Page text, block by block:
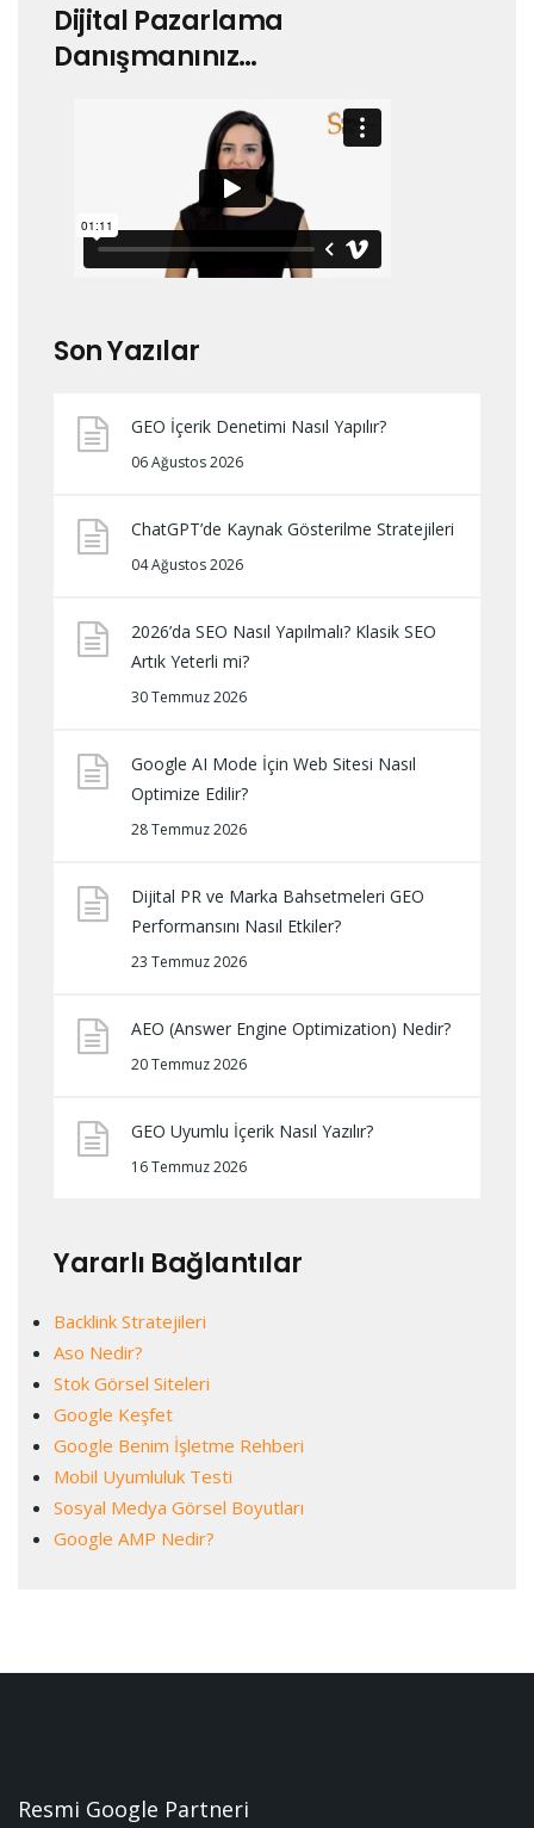
Dijital Pazarlama
Danışmanınız…
Son Yazılar
GEO İçerik Denetimi Nasıl Yapılır?
06 Ağustos 2026
ChatGPT’de Kaynak Gösterilme Stratejileri
04 Ağustos 2026
2026’da SEO Nasıl Yapılmalı? Klasik SEO
Artık Yeterli mi?
30 Temmuz 2026
Google AI Mode İçin Web Sitesi Nasıl
Optimize Edilir?
28 Temmuz 2026
Dijital PR ve Marka Bahsetmeleri GEO
Performansını Nasıl Etkiler?
23 Temmuz 2026
AEO (Answer Engine Optimization) Nedir?
20 Temmuz 2026
GEO Uyumlu İçerik Nasıl Yazılır?
16 Temmuz 2026
Yararlı Bağlantılar
Backlink Stratejileri
Aso Nedir?
Stok Görsel Siteleri
Google Keşfet
Google Benim İşletme Rehberi
Mobil Uyumluluk Testi
Sosyal Medya Görsel Boyutları
Google AMP Nedir?
Resmi Google Partneri